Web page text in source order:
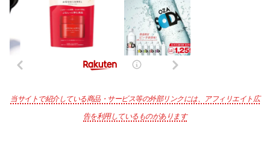
当サイトで紹介している商品・サービス等の外部リンクには、アフィリエイト広
告を利用しているものがあります